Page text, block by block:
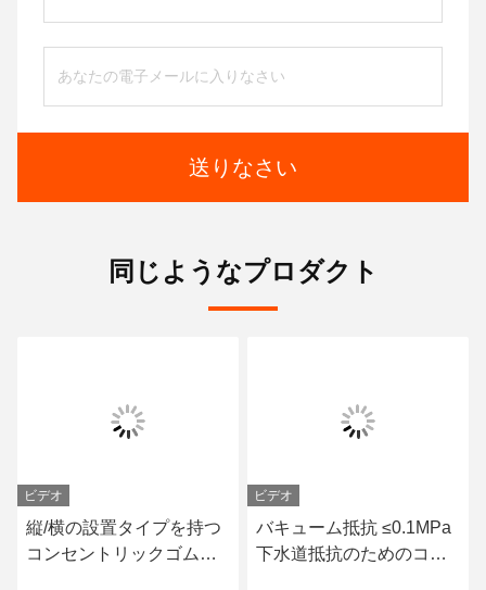
送りなさい
同じようなプロダクト
ビデオ
縦/横の設置タイプを持つ
コンセントリックゴムジ
ビデオ
バキューム抵抗 ≤0.1MPa
下水道抵抗のためのコン